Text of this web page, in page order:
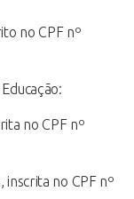
no CPF nº
no CPF nº
inscrita no CPF nº